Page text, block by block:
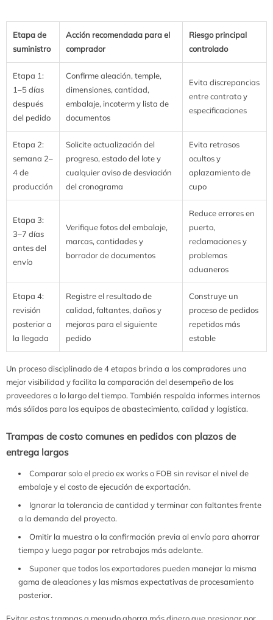
Etapa de
suministro
Acción recomendada para el
comprador
Riesgo principal
controlado
Etapa 1:
1–5 días
después
del pedido
Confirme aleación, temple,
dimensiones, cantidad,
embalaje, incoterm y lista de
documentos
Evita discrepancias
entre contrato y
especificaciones
Etapa 2:
semana 2–
4 de
producción
Solicite actualización del
progreso, estado del lote y
cualquier aviso de desviación
del cronograma
Evita retrasos
ocultos y
aplazamiento de
cupo
Etapa 3:
3–7 días
antes del
envío
Verifique fotos del embalaje,
marcas, cantidades y
borrador de documentos
Reduce errores en
puerto,
reclamaciones y
problemas
aduaneros
Etapa 4:
revisión
posterior a
la llegada
Registre el resultado de
calidad, faltantes, daños y
mejoras para el siguiente
pedido
Construye un
proceso de pedidos
repetidos más
estable
Un proceso disciplinado de 4 etapas brinda a los compradores una
mejor visibilidad y facilita la comparación del desempeño de los
proveedores a lo largo del tiempo. También respalda informes internos
más sólidos para los equipos de abastecimiento, calidad y logística.
Trampas de costo comunes en pedidos con plazos de
entrega largos
Comparar solo el precio ex works o FOB sin revisar el nivel de
embalaje y el costo de ejecución de exportación.
Ignorar la tolerancia de cantidad y terminar con faltantes frente
a la demanda del proyecto.
Omitir la muestra o la confirmación previa al envío para ahorrar
tiempo y luego pagar por retrabajos más adelante.
Suponer que todos los exportadores pueden manejar la misma
gama de aleaciones y las mismas expectativas de procesamiento
posterior.
Evitar estas trampas a menudo ahorra más dinero que presionar por